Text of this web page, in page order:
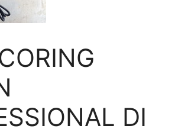
DI